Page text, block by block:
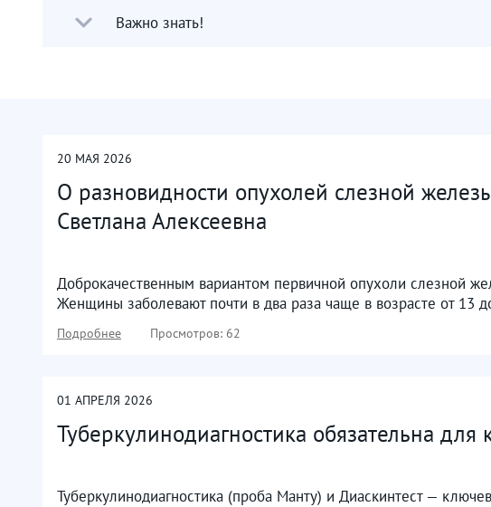
Важно знать!
20 МАЯ 2026
О разновидности опухолей слезной
Светлана Алексеевна
Доброкачественным вариантом первичной опухоли слезной
Женщины заболевают почти в два раза чаще в возрасте от 13
Подробнее Просмотров: 62
01 АПРЕЛЯ 2026
Туберкулинодиагностика обязательна для
Туберкулинодиагностика (проба Манту) и Диаскинтест —